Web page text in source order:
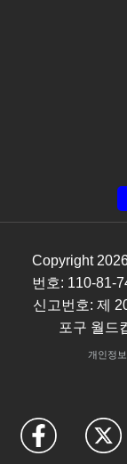
Copyright
번호: 110-81-
신고번호: 제
포구 월드
개인정